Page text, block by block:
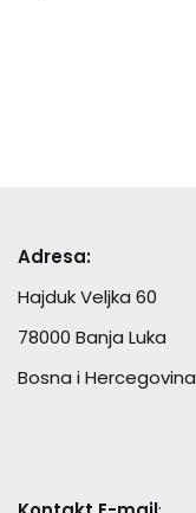
Adresa:
Hajduk Veljka 60
78000 Banja Luka
Bosna i Hercegovina